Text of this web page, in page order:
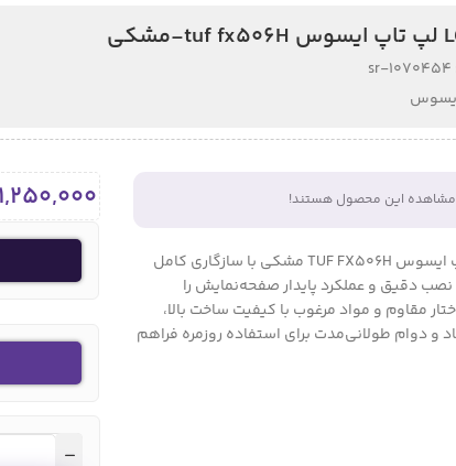
1070454-sr
مشاهده این محصول هستند!
قاب دور LCD لپ‌تاپ ایسوس TUF FX506H مشکی با سازگاری کامل
نصب دقیق و عملکرد پایدار صفحه‌نمایش را
مقاوم و مواد مرغوب با کیفیت ساخت بالا،
و دوام طولانی‌مدت برای استفاده روزمره فراهم
1,250,000